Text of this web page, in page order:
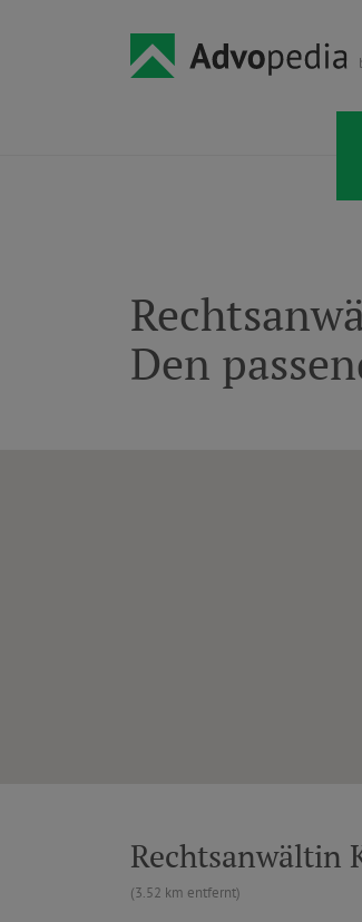
Den
Rechtsanwältin
(3.52 km entfernt)